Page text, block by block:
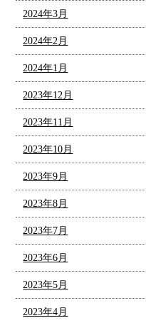
2024年3月
2024年2月
2024年1月
2023年12月
2023年11月
2023年10月
2023年9月
2023年8月
2023年7月
2023年6月
2023年5月
2023年4月